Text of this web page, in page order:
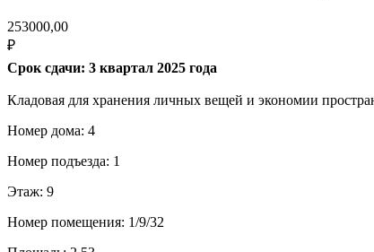
253000,00
₽
Срок сдачи: 3 квартал 2025 года
Кладовая для хранения личных вещей и экономии
Номер дома: 4
Номер подъезда: 1
Этаж: 9
Номер помещения: 1/9/32